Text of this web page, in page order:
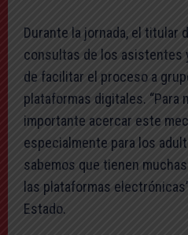
Durante la jornada, el titular
consultas de los asistentes
de facilitar el proceso a
plataformas digitales. “Para
importante acercar este
especialmente para los
sabemos que tienen
las plataformas
Estado.